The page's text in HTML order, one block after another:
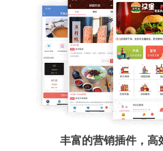
丰富的营销插件，高